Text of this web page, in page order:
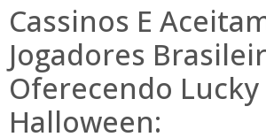
Cassinos E
Jogadores
Oferecendo Lucky
Halloween: